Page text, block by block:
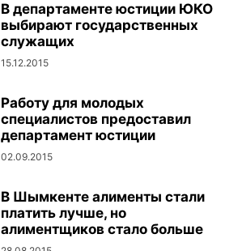
В департаменте юстиции ЮКО
выбирают государственных
служащих
15.12.2015
Работу для молодых
специалистов предоставил
департамент юстиции
02.09.2015
В Шымкенте алименты стали
платить лучше, но
алиментщиков стало больше